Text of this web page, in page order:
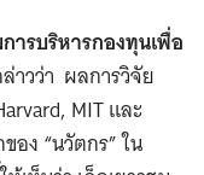
ารบริหารกองทุนเพื่อ
าวว่า ผลการวิจัย
MIT และ
ง “นวัตกร” ใน